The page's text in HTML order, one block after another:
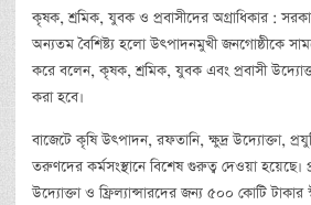
কৃষক, শ্রমিক, যুবক ও প্রবাসীদের অগ্রাধিকার :
অন্যতম বৈশিষ্ট্য হলো উৎপাদনমুখী জনগোষ্ঠীকে
করে বলেন, কৃষক, শ্রমিক, যুবক এবং প্রবাসী
করা হবে।
বাজেটে কৃষি উৎপাদন, রফতানি, ক্ষুদ্র উদ্যোক্তা,
তরুণদের কর্মসংস্থানে বিশেষ গুরুত্ব দেওয়া
উদ্যোক্তা ও ফ্রিল্যান্সারদের জন্য ৫০০ কোটি